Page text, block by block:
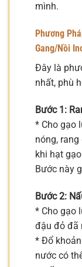
mình.
Phương
Gang/Nồi
Đây là
nhất, phù
Bước 1:
* Cho gạo
nóng,
khi hạt
Bước này
Bước 2:
* Cho gạo
đậu đỏ đã
* Đổ
nước có